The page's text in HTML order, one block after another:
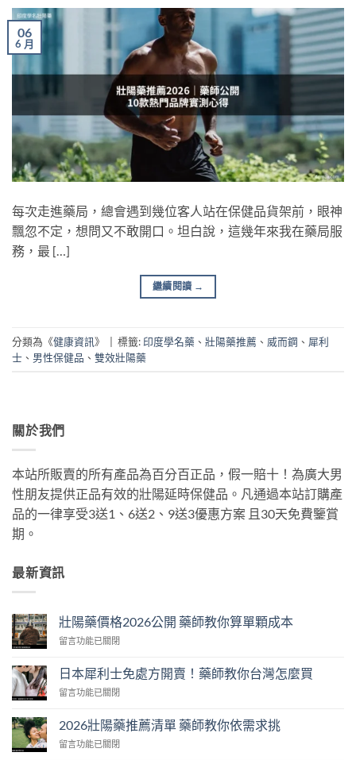
06
6 月
每次走進藥局，總會遇到幾位客人站在保健品貨架前，眼神
飄忽不定，想問又不敢開口。坦白說，這幾年來我在藥局服
務，最 […]
繼續閱讀 →
分類為《健康資訊》 標籤: 印度學名藥 、 壯陽藥推薦 、 威而鋼 、 犀利
士 、 男性保健品 、 雙效壯陽藥
關於我們
本站所販賣的所有產品為百分百正品，假一賠十！為廣大男
性朋友提供正品有效的壯陽延時保健品。凡通過本站訂購產
品的一律享受3送1、6送2、9送3優惠方案 且30天免費鑒賞
期。
最新資訊
壯陽藥價格2026公開 藥師教你算單顆成本
在
陽
藥
價
2026
開
留言功能已關閉
日本犀利士免處方開賣！藥師教你台灣怎麼買
在
犀
利
留言功能已關閉
2026壯陽藥推薦清單 藥師教你依需求挑
在
留言功能已關閉